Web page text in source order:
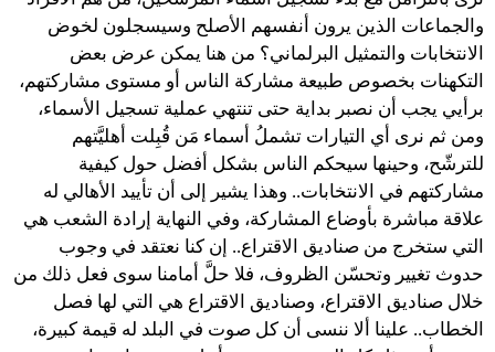
والجماعات الذين يرون أنفسهم الأصلح وسيسجلون لخوض
الانتخابات والتمثيل البرلماني؟ من هنا يمكن عرض بعض
التكهنات بخصوص طبيعة مشاركة الناس أو مستوى مشاركتهم،
برأيي يجب أن نصبر بداية حتى تنتهي عملية تسجيل الأسماء،
ومن ثم نرى أي التيارات تشملُ أسماء مَن قُبِلت أهليَّتهم
للترشّح، وحينها سيحكم الناس بشكل أفضل حول كيفية
مشاركتهم في الانتخابات.. وهذا يشير إلى أن تأييد الأهالي له
علاقة مباشرة بأوضاع المشاركة، وفي النهاية إرادة الشعب هي
التي ستخرج من صناديق الاقتراع.. إن كنا نعتقد في وجوب
حدوث تغيير وتحسّن الظروف، فلا حلَّ أمامنا سوى فعل ذلك من
خلال صناديق الاقتراع، وصناديق الاقتراع هي التي لها فصل
الخطاب.. علينا ألا ننسى أن كل صوت في البلد له قيمة كبيرة،